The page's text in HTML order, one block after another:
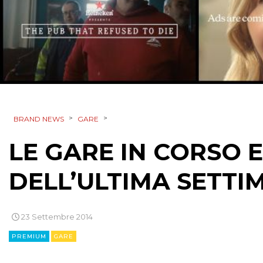
BRAND NEWS > GARE >
LE GARE IN CORSO
DELL’ULTIMA
23 Settembre 2014
PREMIUM GARE